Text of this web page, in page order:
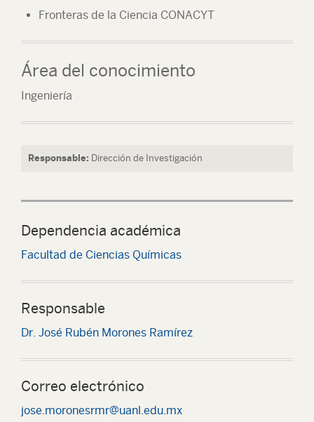
Fronteras de la Ciencia CONACYT
Área del conocimiento
Ingeniería
Responsable: Dirección de Investigación
Dependencia académica
Facultad de Ciencias Químicas
Responsable
Dr. José Rubén Morones Ramírez
Correo electrónico
jose.moronesrmr@uanl.edu.mx